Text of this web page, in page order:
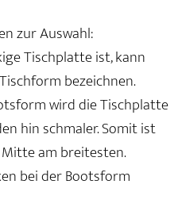
zur Auswahl:
Tischplatte ist, kann
bezeichnen.
wird die Tischplatte
hin schmaler. Somit ist
am breitesten.
bei der Bootsform